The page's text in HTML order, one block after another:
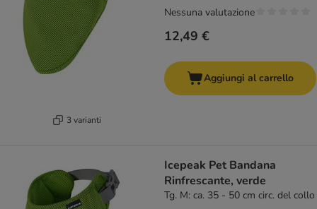
3 varianti
12,49 €
Nessuna valutazione
Aggiungi al carrello
Icepeak Pet Bandana
Rinfrescante, verde
Tg. M: ca. 35 - 50 cm circ. del collo